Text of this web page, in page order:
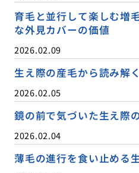
育毛と並行して楽しむ増
な外見カバーの価値
2026.02.09
生え際の産毛から読み解
2026.02.05
鏡の前で気づいた生え際
2026.02.04
薄毛の進行を食い止める